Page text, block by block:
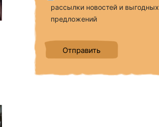
рассылки новостей и выгодных
предложений